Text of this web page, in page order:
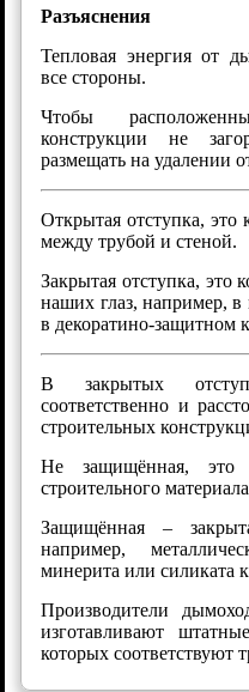
Разъяснения
Тепловая энергия от
все стороны.
Чтобы
конструкции не
размещать на удалении
Открытая отступка, это
между трубой и стеной.
Закрытая отступка, это
наших глаз, например,
в декоратино-защитном
В закрытых
соответственно и
строительных
Не защищённая, это
строительного
Защищённая –
например,
минерита или силиката
Производители
изготавливают
которых соответствуют